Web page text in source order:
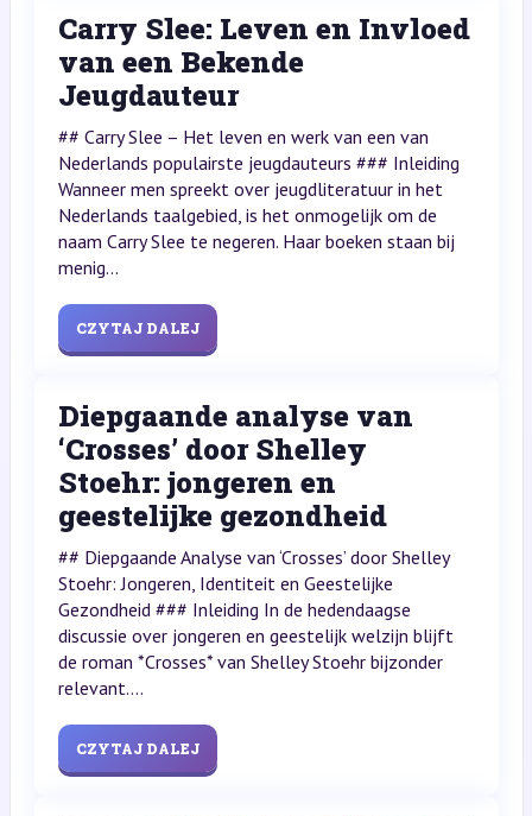
Carry Slee: Leven en Invloed
van een Bekende
Jeugdauteur
## Carry Slee – Het leven en werk van een van
Nederlands populairste jeugdauteurs ### Inleiding
Wanneer men spreekt over jeugdliteratuur in het
Nederlands taalgebied, is het onmogelijk om de
naam Carry Slee te negeren. Haar boeken staan bij
menig...
CZYTAJ DALEJ
Diepgaande analyse van
‘Crosses’ door Shelley
Stoehr: jongeren en
geestelijke gezondheid
## Diepgaande Analyse van ‘Crosses’ door Shelley
Stoehr: Jongeren, Identiteit en Geestelijke
Gezondheid ### Inleiding In de hedendaagse
discussie over jongeren en geestelijk welzijn blijft
de roman *Crosses* van Shelley Stoehr bijzonder
relevant....
CZYTAJ DALEJ